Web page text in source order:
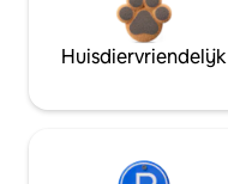
Huisdiervriendelijk